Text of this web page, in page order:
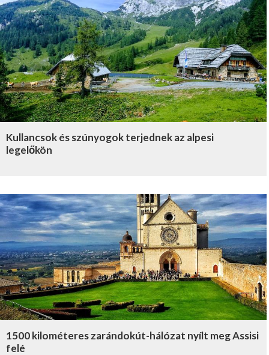
Kullancsok és szúnyogok terjednek az alpesi
legelőkön
1500 kilométeres zarándokút-hálózat nyílt meg Assisi
felé